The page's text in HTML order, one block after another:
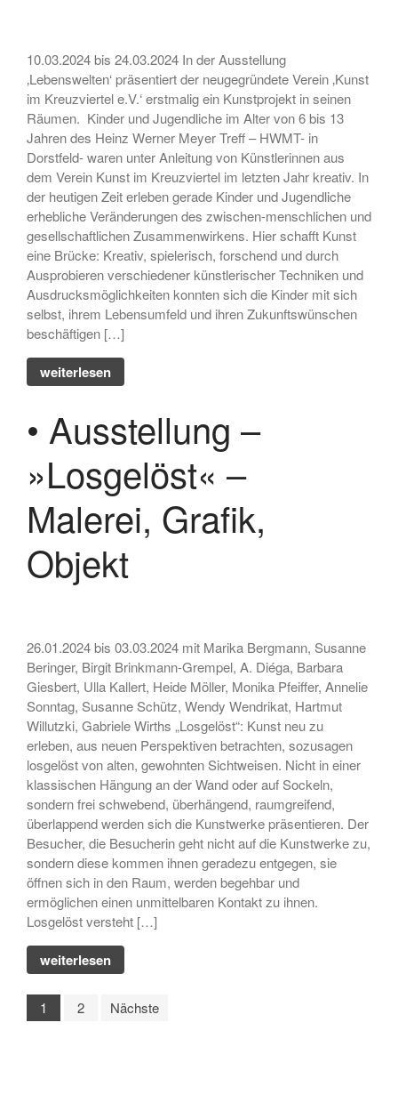
10.03.2024 bis 24.03.2024 In der Ausstellung
‚Lebenswelten‘ präsentiert der neugegründete Verein ‚Kunst
im Kreuzviertel e.V.‘ erstmalig ein Kunstprojekt in seinen
Räumen. Kinder und Jugendliche im Alter von 6 bis 13
Jahren des Heinz Werner Meyer Treff – HWMT- in
Dorstfeld- waren unter Anleitung von Künstlerinnen aus
dem Verein Kunst im Kreuzviertel im letzten Jahr kreativ. In
der heutigen Zeit erleben gerade Kinder und Jugendliche
erhebliche Veränderungen des zwischen-menschlichen und
gesellschaftlichen Zusammenwirkens. Hier schafft Kunst
eine Brücke: Kreativ, spielerisch, forschend und durch
Ausprobieren verschiedener künstlerischer Techniken und
Ausdrucksmöglichkeiten konnten sich die Kinder mit sich
selbst, ihrem Lebensumfeld und ihren Zukunftswünschen
beschäftigen […]
weiterlesen
• Ausstellung –
»Losgelöst« –
Malerei, Grafik,
Objekt
26.01.2024 bis 03.03.2024 mit Marika Bergmann, Susanne
Beringer, Birgit Brinkmann-Grempel, A. Diéga, Barbara
Giesbert, Ulla Kallert, Heide Möller, Monika Pfeiffer, Annelie
Sonntag, Susanne Schütz, Wendy Wendrikat, Hartmut
Willutzki, Gabriele Wirths „Losgelöst“: Kunst neu zu
erleben, aus neuen Perspektiven betrachten, sozusagen
losgelöst von alten, gewohnten Sichtweisen. Nicht in einer
klassischen Hängung an der Wand oder auf Sockeln,
sondern frei schwebend, überhängend, raumgreifend,
überlappend werden sich die Kunstwerke präsentieren. Der
Besucher, die Besucherin geht nicht auf die Kunstwerke zu,
sondern diese kommen ihnen geradezu entgegen, sie
öffnen sich in den Raum, werden begehbar und
ermöglichen einen unmittelbaren Kontakt zu ihnen.
Losgelöst versteht […]
weiterlesen
Seitennummerierung
1 2 Nächste